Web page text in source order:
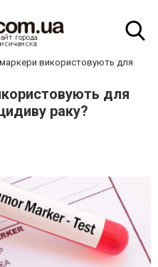
використовують для
для
раку?